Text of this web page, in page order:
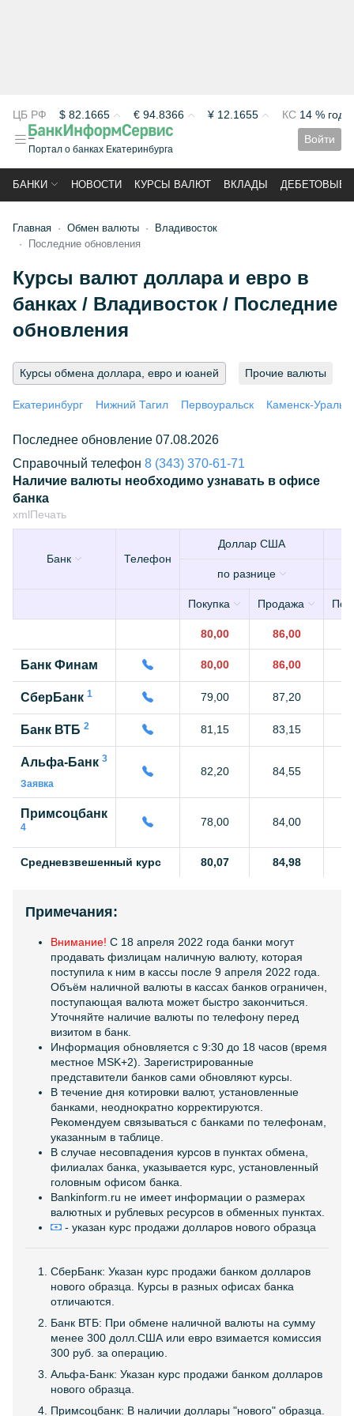
Портал о банках Екатеринбурга
ЦБ РФ $ 82.1665 € 94.8366 ¥ 12.1655 КС 14 % год
Войти
БАНКИ НОВОСТИ КУРСЫ ВАЛЮТ ВКЛАДЫ ДЕБЕТОВЫЕ
Главная Обмен валюты
Владивосток
Последние обновления
Курсы валют доллара и евро в
банках / Владивосток / Последние
обновления
Курсы обмена доллара, евро и юаней Прочие валюты
Екатеринбург Нижний Тагил Первоуральск Каменск-
Последнее обновление 07.08.2026
Справочный телефон 8 (343) 370-61-71
Наличие валюты необходимо узнавать в офисе
банка
xmlПечать
Банк Телефон
Доллар США
по разнице
Покупка Продажа
80,00 86,00
Банк Финам 80,00 86,00
СберБанк 1 79,00 87,20
Банк ВТБ 2 81,15 83,15
Альфа-Банк 3
Заявка
82,20 84,55
Примсоцбанк
4 78,00 84,00
Средневзвешенный курс 80,07 84,98
Примечания:
Внимание! C 18 апреля 2022 года банки могут
продавать физлицам наличную валюту, которая
поступила к ним в кассы после 9 апреля 2022 года.
Объём наличной валюты в кассах банков ограничен,
поступающая валюта может быстро закончиться.
Уточняйте наличие валюты по телефону перед
визитом в банк.
Информация обновляется с 9:30 до 18 часов (время
местное MSK+2). Зарегистрированные
представители банков сами обновляют курсы.
В течение дня котировки валют, установленные
банками, неоднократно корректируются.
Рекомендуем связываться с банками по телефонам,
указанным в таблице.
В случае несовпадения курсов в пунктах обмена,
филиалах банка, указывается курс, установленный
головным офисом банка.
Bankinform.ru не имеет информации о размерах
валютных и рублевых ресурсов в обменных пунктах.
- указан курс продажи долларов нового образца
СберБанк: Указан курс продажи банком долларов
нового образца. Курсы в разных офисах банка
отличаются.
Банк ВТБ: При обмене наличной валюты на сумму
менее 300 долл.США или евро взимается комиссия
300 руб. за операцию.
Альфа-Банк: Указан курс продажи банком долларов
нового образца.
Примсоцбанк: В наличии доллары "нового" образца.